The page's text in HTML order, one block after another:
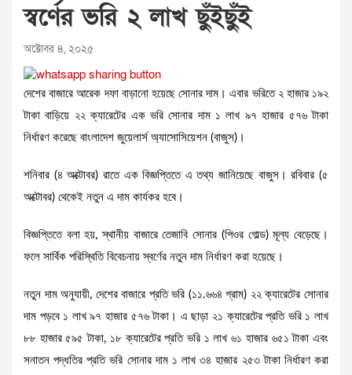
স্বর্ণের ভরি ২ লাখ ছুঁইছুঁই
অক্টোবর ৪, ২০২৫
দেশের বাজারে আরেক দফা বাড়ানো হয়েছে সোনার দাম। এবার ভরিতে ২ হাজার ১৯২
টাকা বাড়িয়ে ২২ ক্যারেটের এক ভরি সোনার দাম ১ লাখ ৯৭ হাজার ৫৭৬ টাকা
নির্ধারণ করেছে বাংলাদেশ জুয়েলার্স অ্যাসোসিয়েশন (বাজুস)।
শনিবার (৪ অক্টোবর) রাতে এক বিজ্ঞপ্তিতে এ তথ্য জানিয়েছে বাজুস। রবিবার (৫
অক্টোবর) থেকেই নতুন এ দাম কার্যকর হবে।
বিজ্ঞপ্তিতে বলা হয়, স্থানীয় বাজারে তেজাবি সোনার (পিওর গোল্ড) মূল্য বেড়েছে।
ফলে সার্বিক পরিস্থিতি বিবেচনায় স্বর্ণের নতুন দাম নির্ধারণ করা হয়েছে।
নতুন দাম অনুযায়ী, দেশের বাজারে প্রতি ভরি (১১.৬৬৪ গ্রাম) ২২ ক্যারেটের সোনার
দাম পড়বে ১ লাখ ৯৭ হাজার ৫৭৬ টাকা। এ ছাড়া ২১ ক্যারেটের প্রতি ভরি ১ লাখ
৮৮ হাজার ৫৯৫ টাকা, ১৮ ক্যারেটের প্রতি ভরি ১ লাখ ৬১ হাজার ৬৫১ টাকা এবং
সনাতন পদ্ধতির প্রতি ভরি সোনার দাম ১ লাখ ৩৪ হাজার ২৫৩ টাকা নির্ধারণ করা